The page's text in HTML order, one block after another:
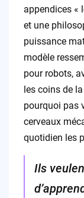
appendices «
et une
puissance
modèle
pour robots,
les coins de
pourquoi pas
cerveaux
quotidien les
Ils